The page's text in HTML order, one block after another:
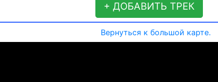
+ ДОБАВИТЬ ТРЕК
Вернуться к большой карте.